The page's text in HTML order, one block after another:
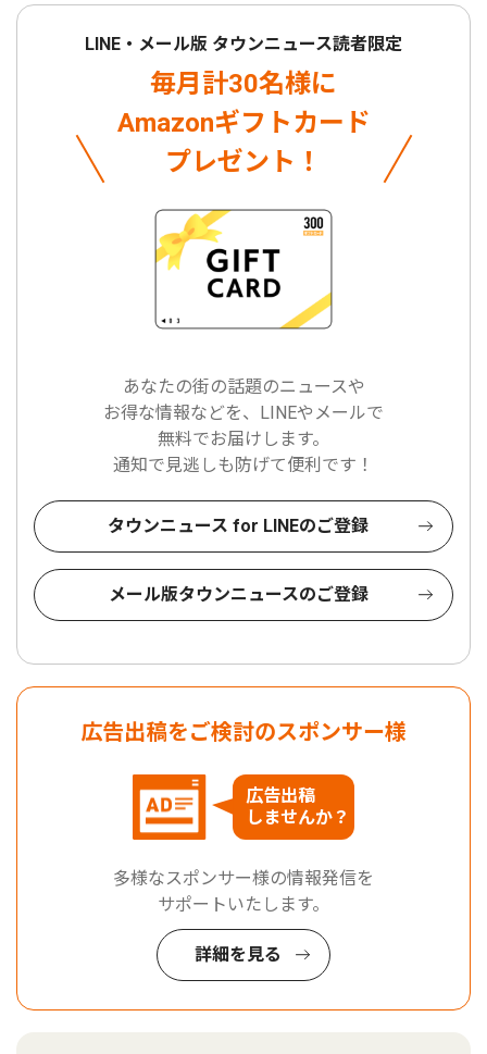
LINE・メール版 タウンニュース読者限定
毎月計30名様に
Amazonギフトカード
プレゼント！
あなたの街の話題のニュースや
お得な情報などを、LINEやメールで
無料でお届けします。
通知で見逃しも防げて便利です！
タウンニュース for LINEのご登録
メール版タウンニュースのご登録
広告出稿をご検討のスポンサー様
広告出稿
しませんか？
多様なスポンサー様の情報発信を
サポートいたします。
詳細を見る